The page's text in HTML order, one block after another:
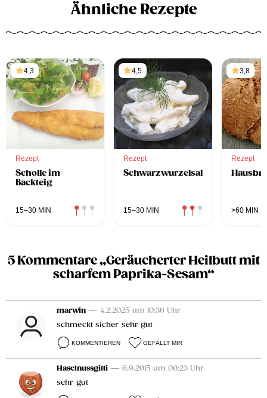
Ähnliche Rezepte
4,3
Rezept
Scholle im
Backteig
15–30 MIN
4,5
Rezept
Schwarzwurzelsalat
15–30 MIN
3,8
Rezept
>60 MIN
5 Kommentare „Geräucherter Heilbutt mit
scharfem Paprika-Sesam“
marwin — 4.2.2025 um 10:36 Uhr
schmeckt sicher sehr gut
KOMMENTIEREN GEFÄLLT MIR
Haselnussgitti — 6.9.2015 um 00:23 Uhr
sehr gut